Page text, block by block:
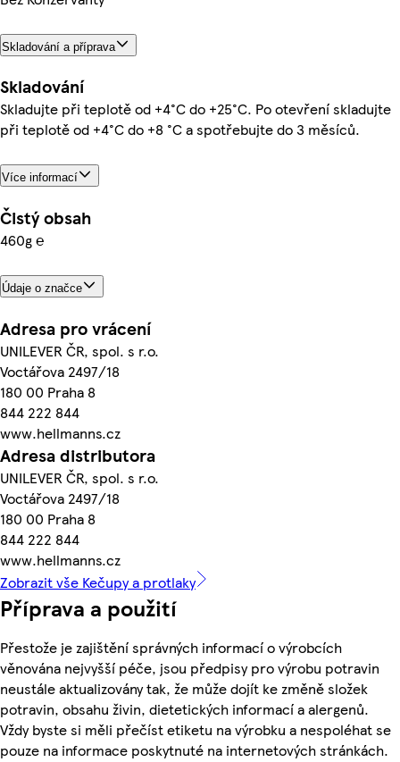
Skladování a příprava
Skladování
Skladujte při teplotě od +4°C do +25°C. Po otevření skladujte
při teplotě od +4°C do +8 °C a spotřebujte do 3 měsíců.
Více informací
Čistý obsah
460g ℮
Údaje o značce
Adresa pro vrácení
UNILEVER ČR, spol. s r.o.
Voctářova 2497/18
180 00 Praha 8
844 222 844
www.hellmanns.cz
Adresa distributora
UNILEVER ČR, spol. s r.o.
Voctářova 2497/18
180 00 Praha 8
844 222 844
www.hellmanns.cz
Zobrazit vše Kečupy a protlaky
Příprava a použití
Přestože je zajištění správných informací o výrobcích
věnována nejvyšší péče, jsou předpisy pro výrobu potravin
neustále aktualizovány tak, že může dojít ke změně složek
potravin, obsahu živin, dietetických informací a alergenů.
Vždy byste si měli přečíst etiketu na výrobku a nespoléhat se
pouze na informace poskytnuté na internetových stránkách.